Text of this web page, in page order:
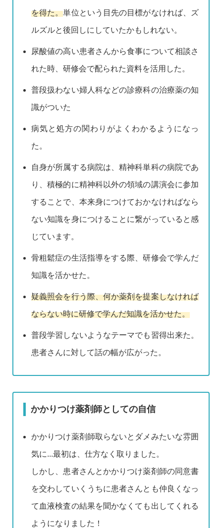
を得た。単位という目先の目標がなければ、ズ
ルズルと後回しにしていたかもしれない。
尿酸値の高い患者さんから食事について相談さ
れた時、研修会で配られた資料を活用した。
普段扱わない婦人科などの診療科の治療薬の知
識がついた
病気と処方の関わりがよくわかるようになっ
た。
自身が所属する病院は、精神科単科の病院であ
り、積極的に精神科以外の領域の講演会に参加
することで、本来身につけておかなければなら
ない知識を身につけることに繋がっていると感
じています。
骨粗鬆症の生活指導をする際、研修会で学んだ
知識を活かせた。
疑義照会を行う際、何か薬剤を提案しなければ
ならない時に研修で学んだ知識を活かせた。
普段学習しないようなテーマでも習得出来た。
患者さんに対して話の幅が広がった。
かかりつけ薬剤師としての自信
かかりつけ薬剤師取らないとダメみたいな雰囲
気に...最初は、仕方なく取りました。
しかし、患者さんとかかりつけ薬剤師の同意書
を交わしていくうちに患者さんとも仲良くなっ
て血液検査の結果を聞かなくても出してくれる
ようになりました！